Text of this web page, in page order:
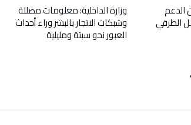
الدعم
الطرقي
وزارة الداخلية: معلومات مضللة
وشبكات الاتجار بالبشر وراء أحداث
العبور نحو سبتة ومليلية
حول